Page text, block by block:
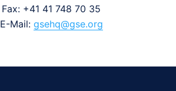
Fax: +41 41 748 70 35
E-Mail: gsehq@gse.org